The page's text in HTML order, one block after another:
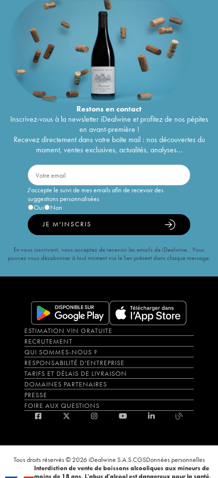
Restons encontact
Inscrivez-vous à la newsletter iDealwine et profitez de nos pépites
en avant-première !
Recevez directement dans votre boîte mail : nos découvertes du
moment, ventes exclusives, actualités, analyses...
J'accepte le suivi de mes emails afin de recevoir des
suggestions personnalisées
Oui
Non
JE M'INSCRIS
En vous inscrivant, vous acceptez de recevoir les emails de iDealwine. Vous
pouvez vous désabonner à tout moment via le lien présent dans chaque message.
ESTIMATION VIN GRATUITE
RECRUTEMENT
QUI SOMMES-NOUS ?
RESPONSABILITÉ D'ENTREPRISE
TARIFS ET DÉLAIS DE LIVRAISON
DOMAINES PARTENAIRES
PRESSE
FOIRE AUX QUESTIONS
Tous droits réservés © 2026 iDealwine S.A.S.CGSDonnées personnelles
Interdiction de vente de boissons alcooliques aux mineurs de
moins de 18 ans. L'abus d'alcool est dangereux pour la santé,